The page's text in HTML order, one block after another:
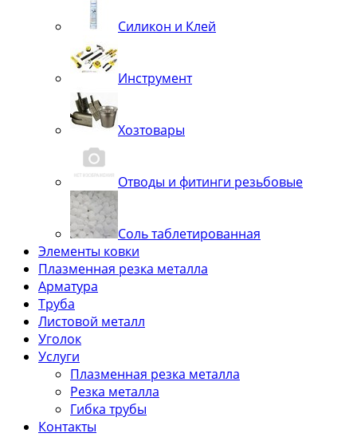
Силикон и Клей
Инструмент
Хозтовары
Отводы и фитинги резьбовые
Соль таблетированная
Элементы ковки
Плазменная резка металла
Арматура
Труба
Листовой металл
Уголок
Услуги
Плазменная резка металла
Резка металла
Гибка трубы
Контакты